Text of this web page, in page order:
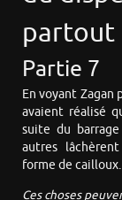
partout
Partie 7
En voyant Zagan
avaient réalisé
suite du
autres
forme de cailloux.
Ces choses